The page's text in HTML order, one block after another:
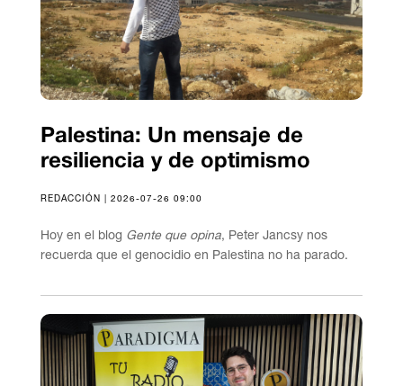
Palestina: Un mensaje de
resiliencia y de optimismo
REDACCIÓN | 2026-07-26 09:00
Hoy en el blog Gente que opina, Peter Jancsy nos
recuerda que el genocidio en Palestina no ha parado.